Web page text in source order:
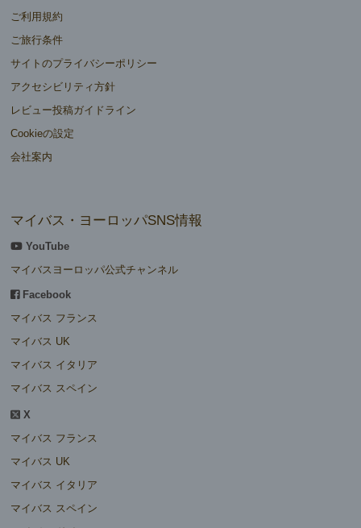
ご利用規約
ご旅行条件
サイトのプライバシーポリシー
アクセシビリティ方針
レビュー投稿ガイドライン
Cookieの設定
会社案内
マイバス・ヨーロッパSNS情報
YouTube
マイバスヨーロッパ公式チャンネル
Facebook
マイバス フランス
マイバス UK
マイバス イタリア
マイバス スペイン
X
マイバス フランス
マイバス UK
マイバス イタリア
マイバス スペイン